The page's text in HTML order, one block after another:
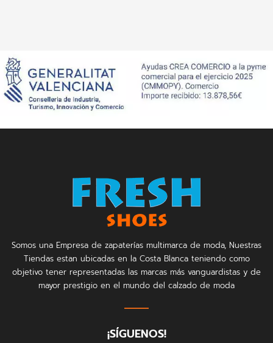
Somos una Empresa de zapaterías multimarca de moda, Nuestras
Tiendas estan ubicadas en la Costa Blanca teniendo como
objetivo tener representadas las marcas más vanguardistas y de
mayor prestigio en el mundo del calzado de moda
¡SÍGUENOS!